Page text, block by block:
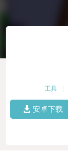
工具
安卓下载